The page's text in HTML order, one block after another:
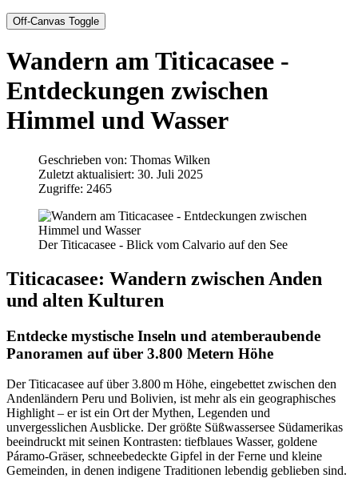
Off-Canvas Toggle
Wandern am Titicacasee -
Entdeckungen zwischen
Himmel und Wasser
Geschrieben von: Thomas Wilken
Zuletzt aktualisiert: 30. Juli 2025
Zugriffe: 2465
Der Titicacasee - Blick vom Calvario auf den See
Titicacasee: Wandern zwischen Anden
und alten Kulturen
Entdecke mystische Inseln und atemberaubende
Panoramen auf über 3.800 Metern Höhe
Der Titicacasee auf über 3.800 m Höhe, eingebettet zwischen den
Andenländern Peru und Bolivien, ist mehr als ein geographisches
Highlight – er ist ein Ort der Mythen, Legenden und
unvergesslichen Ausblicke. Der größte Süßwassersee Südamerikas
beeindruckt mit seinen Kontrasten: tiefblaues Wasser, goldene
Páramo-Gräser, schneebedeckte Gipfel in der Ferne und kleine
Gemeinden, in denen indigene Traditionen lebendig geblieben sind.